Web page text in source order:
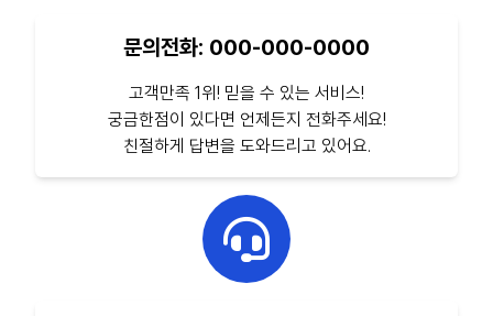
문의전화: 000-000-0000
고객만족 1위! 믿을 수 있는 서비스!
궁금한점이 있다면 언제든지 전화주세요!
친절하게 답변을 도와드리고 있어요.